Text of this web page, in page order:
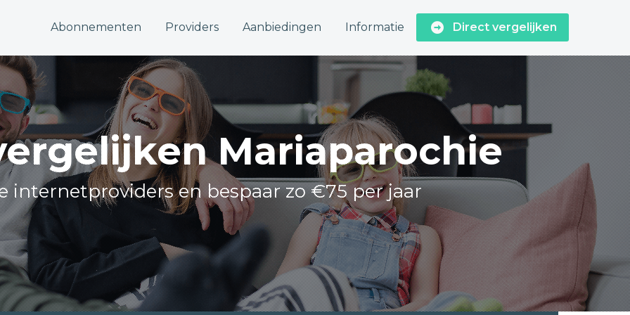
Abonnementen Providers Aanbiedingen Informatie Direct vergelijken
Mariaparochie
internetproviders en bespaar zo €75 per jaar